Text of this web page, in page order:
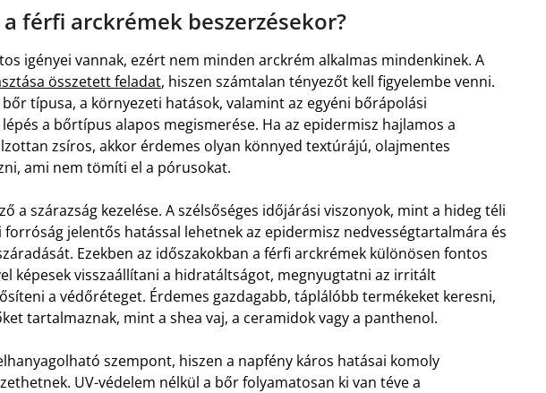
férfi arckrémek beszerzésekor?
igényei vannak, ezért nem minden arckrém alkalmas mindenkinek. A
összetett feladat, hiszen számtalan tényezőt kell figyelembe venni.
típusa, a környezeti hatások, valamint az egyéni bőrápolási
a bőrtípus alapos megismerése. Ha az epidermisz hajlamos a
zsíros, akkor érdemes olyan könnyed textúrájú, olajmentes
ami nem tömíti el a pórusokat.
a szárazság kezelése. A szélsőséges időjárási viszonyok, mint a hideg téli
forróság jelentős hatással lehetnek az epidermisz nedvességtartalmára és
Ezekben az időszakokban a férfi arckrémek különösen fontos
képesek visszaállítani a hidratáltságot, megnyugtatni az irritált
a védőréteget. Érdemes gazdagabb, táplálóbb termékeket keresni,
tartalmaznak, mint a shea vaj, a ceramidok vagy a panthenol.
szempont, hiszen a napfény káros hatásai komoly
UV-védelem nélkül a bőr folyamatosan ki van téve a